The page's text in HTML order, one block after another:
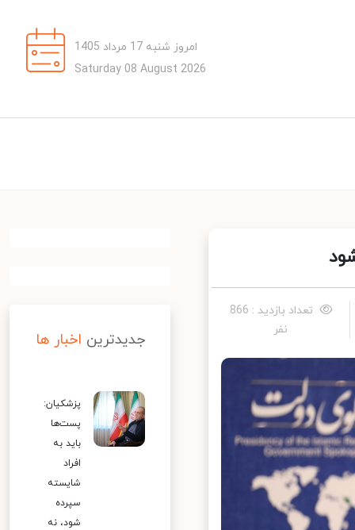
امروز شنبه 17 مرداد 1405
Saturday 08 August 2026
تعداد بازدید : 866
نفر
جدیدترین اخبار ها
پزشکیان:
پست‌ها
باید به
افراد
شایسته
سپرده
شود، نه